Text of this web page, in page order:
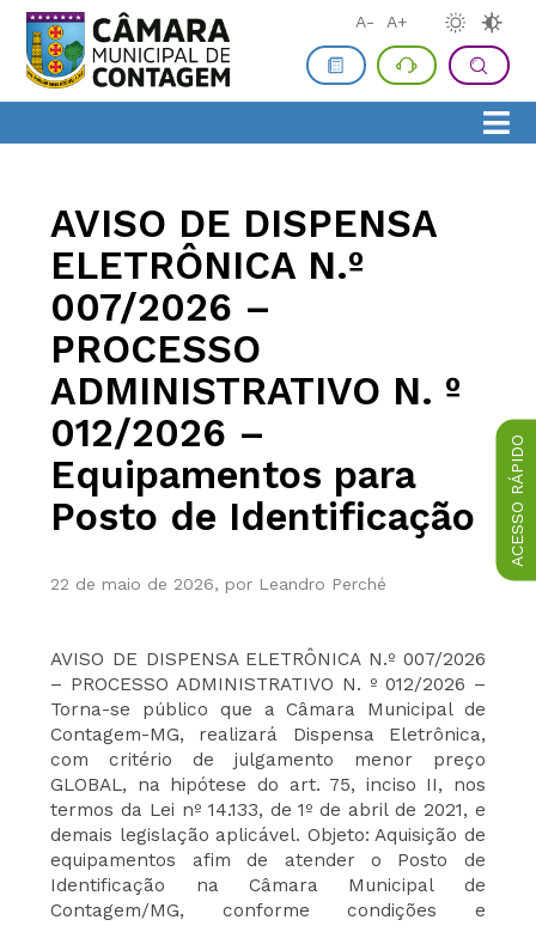
ACESSO RÁPIDO
A- A+
AVISO DE DISPENSA
ELETRÔNICA N.º
007/2026 –
PROCESSO
ADMINISTRATIVO N. º
012/2026 –
Equipamentos para
Posto de Identificação
22 de maio de 2026, por Leandro Perché
AVISO DE DISPENSA ELETRÔNICA N.º 007/2026
– PROCESSO ADMINISTRATIVO N. º 012/2026 –
Torna-se público que a Câmara Municipal de
Contagem-MG, realizará Dispensa Eletrônica,
com critério de julgamento menor preço
GLOBAL, na hipótese do art. 75, inciso II, nos
termos da Lei nº 14.133, de 1º de abril de 2021, e
demais legislação aplicável. Objeto: Aquisição de
equipamentos afim de atender o Posto de
Identificação na Câmara Municipal de
Contagem/MG, conforme condições e